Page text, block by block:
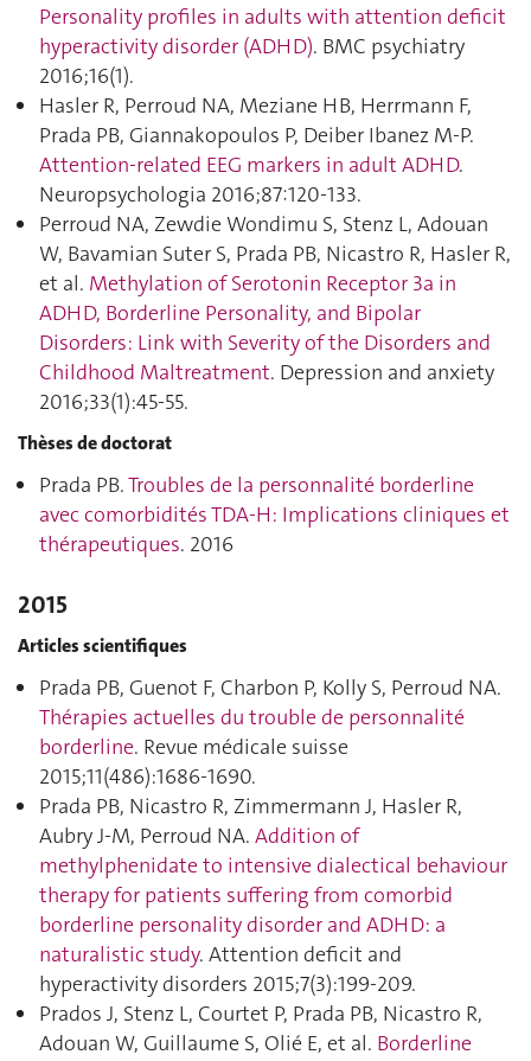
Personality profiles in adults with attention deficit
hyperactivity disorder (ADHD). BMC psychiatry
2016;16(1).
Hasler R, Perroud NA, Meziane HB, Herrmann F,
Prada PB, Giannakopoulos P, Deiber Ibanez M-P.
Attention-related EEG markers in adult ADHD.
Neuropsychologia 2016;87:120‑133.
Perroud NA, Zewdie Wondimu S, Stenz L, Adouan
W, Bavamian Suter S, Prada PB, Nicastro R, Hasler R,
et al. Methylation of Serotonin Receptor 3a in
ADHD, Borderline Personality, and Bipolar
Disorders: Link with Severity of the Disorders and
Childhood Maltreatment. Depression and anxiety
2016;33(1):45‑55.
Thèses de doctorat
Prada PB.Troubles de la personnalité borderline
avec comorbidités TDA-H: Implications cliniques et
thérapeutiques. 2016
2015
Articles scientifiques
Prada PB, Guenot F, Charbon P, Kolly S, Perroud NA.
Thérapies actuelles du trouble de personnalité
borderline. Revue médicale suisse
2015;11(486):1686‑1690.
Prada PB, Nicastro R, Zimmermann J, Hasler R,
Aubry J-M, Perroud NA. Addition of
methylphenidate to intensive dialectical behaviour
therapy for patients suffering from comorbid
borderline personality disorder and ADHD: a
naturalistic study. Attention deficit and
hyperactivity disorders 2015;7(3):199‑209.
Prados J, Stenz L, Courtet P, Prada PB, Nicastro R,
Adouan W, Guillaume S, Olié E, et al. Borderline